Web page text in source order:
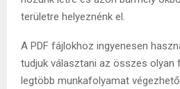
területre helyeznénk el.
A PDF fájlokhoz ingyenesen
tudjuk választani az összes olyan
legtöbb munkafolyamat